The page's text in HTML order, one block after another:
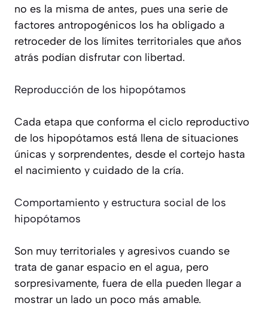
no es la misma de antes, pues una serie de
factores antropogénicos los ha obligado a
retroceder de los límites territoriales que años
atrás podían disfrutar con libertad.
Reproducción de los hipopótamos
Cada etapa que conforma el ciclo reproductivo
de los hipopótamos está llena de situaciones
únicas y sorprendentes, desde el cortejo hasta
el nacimiento y cuidado de la cría.
Comportamiento y estructura social de los
hipopótamos
Son muy territoriales y agresivos cuando se
trata de ganar espacio en el agua, pero
sorpresivamente, fuera de ella pueden llegar a
mostrar un lado un poco más amable.